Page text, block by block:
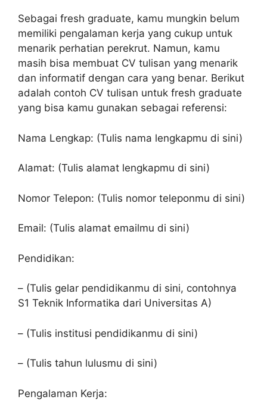
Sebagai fresh graduate, kamu mungkin belum
memiliki pengalaman kerja yang cukup untuk
menarik perhatian perekrut. Namun, kamu
masih bisa membuat CV tulisan yang menarik
dan informatif dengan cara yang benar. Berikut
adalah contoh CV tulisan untuk fresh graduate
yang bisa kamu gunakan sebagai referensi:
Nama Lengkap: (Tulis nama lengkapmu di sini)
Alamat: (Tulis alamat lengkapmu di sini)
Nomor Telepon: (Tulis nomor teleponmu di sini)
Email: (Tulis alamat emailmu di sini)
Pendidikan:
– (Tulis gelar pendidikanmu di sini, contohnya
S1 Teknik Informatika dari Universitas A)
– (Tulis institusi pendidikanmu di sini)
– (Tulis tahun lulusmu di sini)
Pengalaman Kerja: